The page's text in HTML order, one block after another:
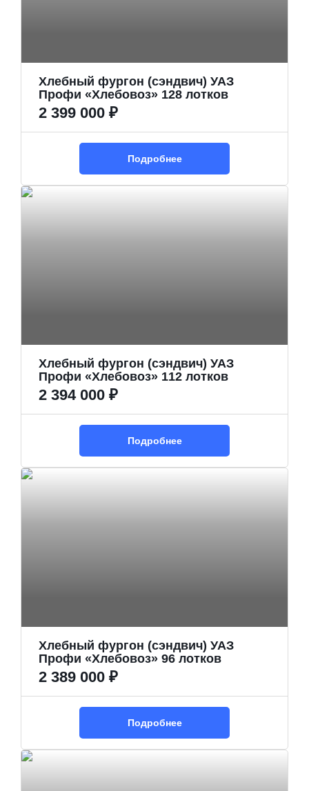
Хлебный фургон (сэндвич) УАЗ
Профи «Хлебовоз» 128 лотков
2 399 000 ₽
Подробнее
Хлебный фургон (сэндвич) УАЗ
Профи «Хлебовоз» 112 лотков
2 394 000 ₽
Подробнее
Хлебный фургон (сэндвич) УАЗ
Профи «Хлебовоз» 96 лотков
2 389 000 ₽
Подробнее